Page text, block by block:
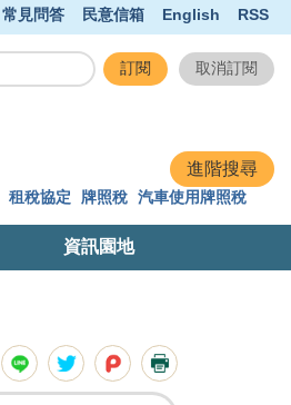
常見問答 民意信箱 English RSS
租稅協定 牌照稅 汽車使用牌照稅
資訊園地